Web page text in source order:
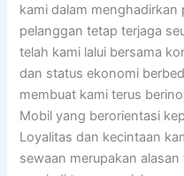
kami dalam
pelanggan tetap terjaga
telah kami lalui bersama
dan status ekonomi
membuat kami terus
Mobil yang berorientasi
Loyalitas dan kecintaan
sewaan merupakan